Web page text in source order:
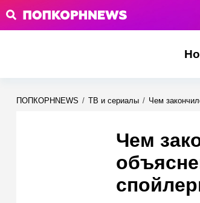
ПОПКОРНNEWS / ТВ и сериалы / Чем
Чем